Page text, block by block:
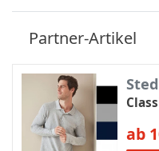
Partner-Artikel
ab